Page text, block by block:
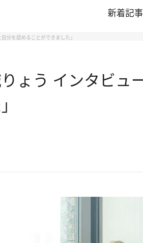
新着記事
分を認めることができました」
ょう インタビュ